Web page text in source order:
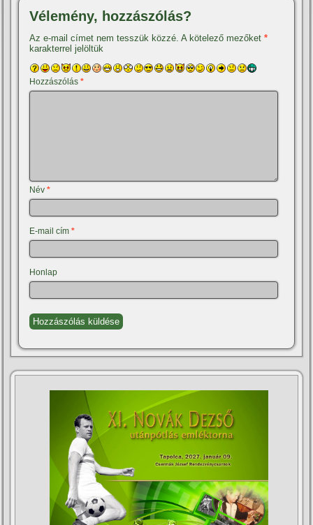
Vélemény, hozzászólás?
Az e-mail címet nem tesszük közzé. A kötelező mezőket*
karakterrel jelöltük
Hozzászólás*
Név*
E-mail cím*
Honlap